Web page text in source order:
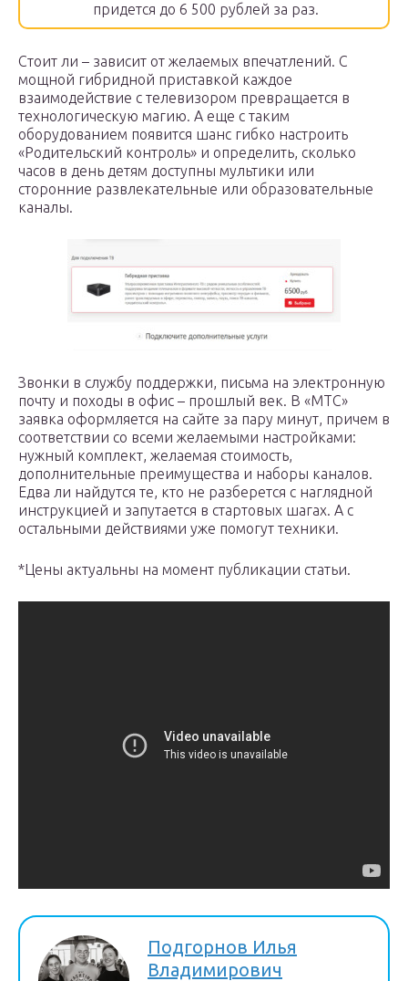
придется до 6 500 рублей за раз.
Стоит ли – зависит от желаемых впечатлений. С
мощной гибридной приставкой каждое
взаимодействие с телевизором превращается в
технологическую магию. А еще с таким
оборудованием появится шанс гибко настроить
«Родительский контроль» и определить, сколько
часов в день детям доступны мультики или
сторонние развлекательные или образовательные
каналы.
Звонки в службу поддержки, письма на электронную
почту и походы в офис – прошлый век. В «МТС»
заявка оформляется на сайте за пару минут, причем в
соответствии со всеми желаемыми настройками:
нужный комплект, желаемая стоимость,
дополнительные преимущества и наборы каналов.
Едва ли найдутся те, кто не разберется с наглядной
инструкцией и запутается в стартовых шагах. А с
остальными действиями уже помогут техники.
*Цены актуальны на момент публикации статьи.
Подгорнов Илья
Владимирович